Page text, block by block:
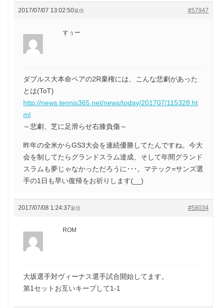
2017/07/07 13:02:50 #57947
返信
すぅー
ダブルス大本命ペアの2R棄権には、こんな悲劇があった
とは(ToT)
http://news.tennis365.net/news/today/201707/115328.ht
ml
～悲劇、芝に足滑らせ右膝負傷～
昨年の全米からGS3大会を連続優勝してたんですね。今大
会を制してたらグランドスラム達成、そして年間グランド
スラムも夢じゃなかっただろうに･･･。マテック=サンズ選
手の1日も早い復帰をお祈りします(__)
2017/07/08 1:24:37 #58034
返信
ROM
大坂選手対ヴィーナス選手試合開始してます。
第1セットお互いキープして1-1